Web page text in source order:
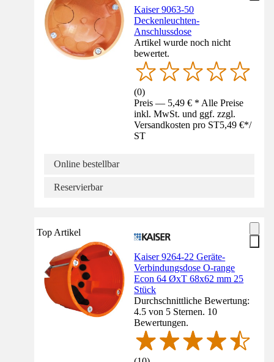
Kaiser 9063-50
Deckenleuchten-
Anschlussdose
Artikel wurde noch nicht
bewertet.
(0)
Preis — 5,49 € * Alle Preise
inkl. MwSt. und ggf. zzgl.
Versandkosten pro ST5,49 €*/
ST
Online bestellbar
Reservierbar
Top Artikel
Kaiser 9264-22 Geräte-
Verbindungsdose O-range
Econ 64 ØxT 68x62 mm 25
Stück
Durchschnittliche Bewertung:
4.5 von 5 Sternen. 10
Bewertungen.